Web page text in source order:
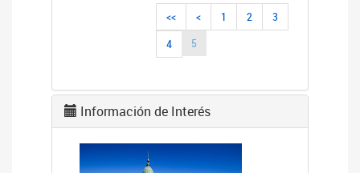
<< < 1 2
3
4
5
Información de Interés